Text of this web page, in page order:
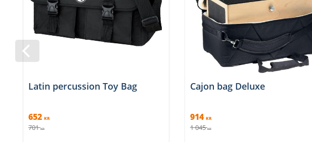
Latin percussion Toy Bag
652 KR
701 KR
Cajon bag Deluxe
914 KR
1 045 KR